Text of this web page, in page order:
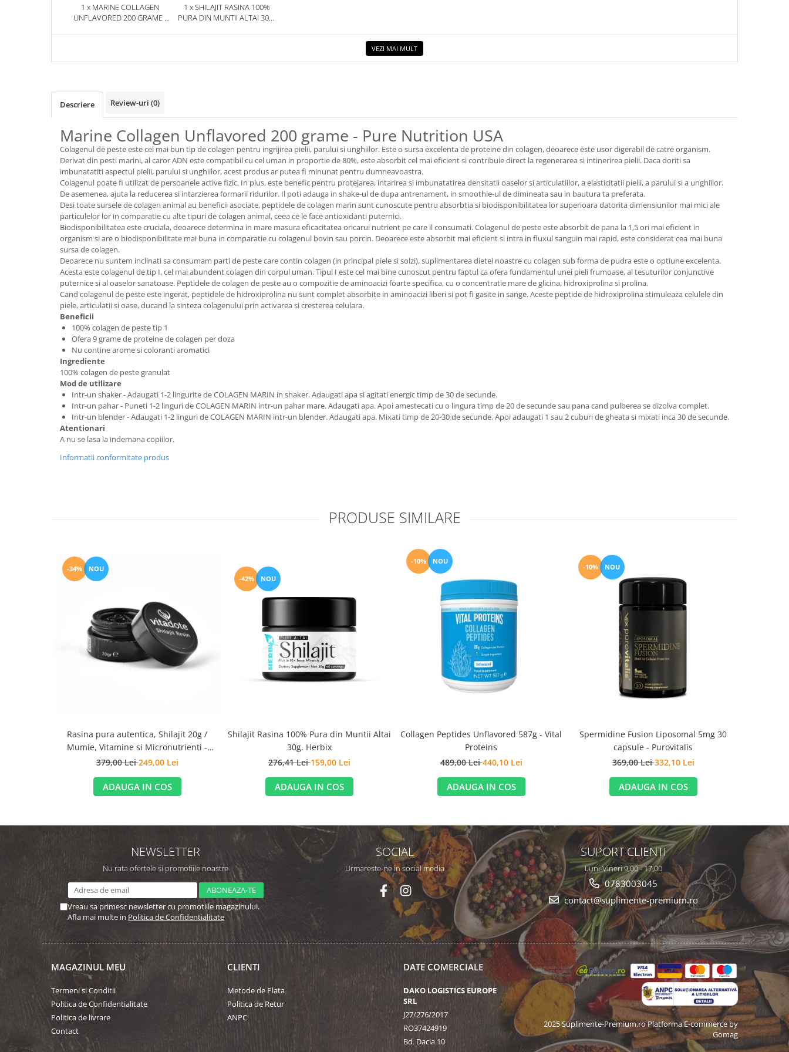
1 x MARINE COLLAGEN
UNFLAVORED 200 GRAME -
1 x SHILAJIT RASINA 100%
PURA DIN MUNTII ALTAI 30G.
VEZI MAI MULT
Descriere Review-uri (0)
Marine Collagen Unflavored 200 grame - Pure Nutrition USA
Colagenul de peste este cel mai bun tip de colagen pentru ingrijirea pielii, parului si unghiilor. Este o sursa excelenta de proteine ​​din colagen, deoarece este usor digerabil de catre organism.
Derivat din pesti marini, al caror ADN este compatibil cu cel uman in proportie de 80%, este absorbit cel mai eficient si contribuie direct la regenerarea si intinerirea pielii. Daca doriti sa
imbunatatiti aspectul pielii, parului si unghiilor, acest produs ar putea fi minunat pentru dumneavoastra.
Colagenul poate fi utilizat de persoanele active fizic. In plus, este benefic pentru protejarea, intarirea si imbunatatirea densitatii oaselor si articulatiilor, a elasticitatii pielii, a parului si a unghiilor.
De asemenea, ajuta la reducerea si intarzierea formarii ridurilor. Il poti adauga in shake-ul de dupa antrenament, in smoothie-ul de dimineata sau in bautura ta preferata.
Desi toate sursele de colagen animal au beneficii asociate, peptidele de colagen marin sunt cunoscute pentru absorbtia si biodisponibilitatea lor superioara datorita dimensiunilor mai mici ale
particulelor lor in comparatie cu alte tipuri de colagen animal, ceea ce le face antioxidanti puternici.
Biodisponibilitatea este cruciala, deoarece determina in mare masura eficacitatea oricarui nutrient pe care il consumati. Colagenul de peste este absorbit de pana la 1,5 ori mai eficient in
organism si are o biodisponibilitate mai buna in comparatie cu colagenul bovin sau porcin. Deoarece este absorbit mai eficient si intra in fluxul sanguin mai rapid, este considerat cea mai buna
sursa de colagen.
Deoarece nu suntem inclinati sa consumam parti de peste care contin colagen (in principal piele si solzi), suplimentarea dietei noastre cu colagen sub forma de pudra este o optiune excelenta.
Acesta este colagenul de tip I, cel mai abundent colagen din corpul uman. Tipul I este cel mai bine cunoscut pentru faptul ca ofera fundamentul unei pieli frumoase, al tesuturilor conjunctive
puternice si al oaselor sanatoase. Peptidele de colagen de peste au o compozitie de aminoacizi foarte specifica, cu o concentratie mare de glicina, hidroxiprolina si prolina.
Cand colagenul de peste este ingerat, peptidele de hidroxiprolina nu sunt complet absorbite in aminoacizi liberi si pot fi gasite in sange. Aceste peptide de hidroxiprolina stimuleaza celulele din
piele, articulatii si oase, ducand la sinteza colagenului prin activarea si cresterea celulara.
Beneficii
100% colagen de peste tip 1
Ofera 9 grame de proteine ​​de colagen per doza
Nu contine arome si coloranti aromatici
Ingrediente
100% colagen de peste granulat
Mod de utilizare
Intr-un shaker - Adaugati 1-2 lingurite de COLAGEN MARIN in shaker. Adaugati apa si agitati energic timp de 30 de secunde.
Intr-un pahar - Puneti 1-2 linguri de COLAGEN MARIN intr-un pahar mare. Adaugati apa. Apoi amestecati cu o lingura timp de 20 de secunde sau pana cand pulberea se dizolva complet.
Intr-un blender - Adaugati 1-2 linguri de COLAGEN MARIN intr-un blender. Adaugati apa. Mixati timp de 20-30 de secunde. Apoi adaugati 1 sau 2 cuburi de gheata si mixati inca 30 de secunde.
Atentionari
A nu se lasa la indemana copiilor.
Informatii conformitate produs
PRODUSE SIMILARE
-34% NOU
Rasina pura autentica, Shilajit 20g /
Mumie, Vitamine si Micronutrienti -
Vitadote
379,00 Lei249,00 Lei
ADAUGA IN COS
-42% NOU
Shilajit Rasina 100% Pura din Muntii Altai
30g. Herbix
276,41 Lei159,00 Lei
ADAUGA IN COS
-10% NOU
Collagen Peptides Unflavored 587g - Vital
Proteins
489,00 Lei440,10 Lei
ADAUGA IN COS
-10% NOU
Spermidine Fusion Liposomal 5mg 30
capsule - Purovitalis
369,00 Lei332,10 Lei
ADAUGA IN COS
NEWSLETTER
Nu rata ofertele si promotiile noastre
Vreau sa primesc newsletter cu promotiile magazinului.
Afla mai multe in Politica de Confidentialitate
SOCIAL
Urmareste-ne in social media
SUPORT CLIENTI
Luni-Vineri 9,00 - 17,00
0783003045
contact@suplimente-premium.ro
MAGAZINUL MEU
Termeni si Conditii
Politica de Confidentialitate
Politica de livrare
Contact
CLIENTI
Metode de Plata
Politica de Retur
ANPC
DATE COMERCIALE
DAKO LOGISTICS EUROPE
SRL
J27/276/2017
RO37424919
Bd. Dacia 10
2025 Suplimente-Premium.roPlatforma E-commerce by
Gomag